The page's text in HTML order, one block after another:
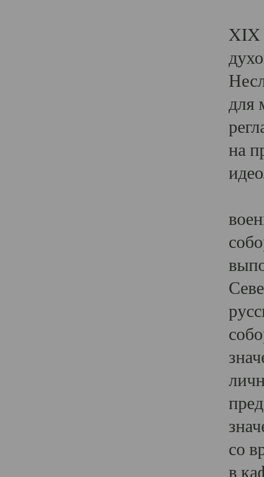
XIX
для
на
со
в